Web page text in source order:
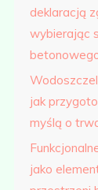
deklaracją
wybierając
jak
myślą o
jako